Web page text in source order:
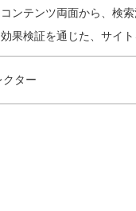
コンテンツ両面から、検
効果検証を通じた、サイ
クター